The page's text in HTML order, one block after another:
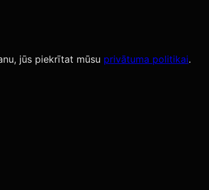
jūs piekrītat mūsu privātuma politikai.